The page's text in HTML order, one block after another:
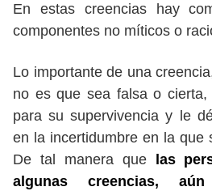
En estas creencias hay
componentes no míticos o
Lo importante de una
no es que sea falsa o
para su supervivencia y le
en la incertidumbre en la que
De tal manera que
las
algunas creencias,